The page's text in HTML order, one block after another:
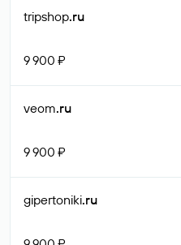
tripshop.ru
9 900 ₽
veom.ru
9 900 ₽
gipertoniki.ru